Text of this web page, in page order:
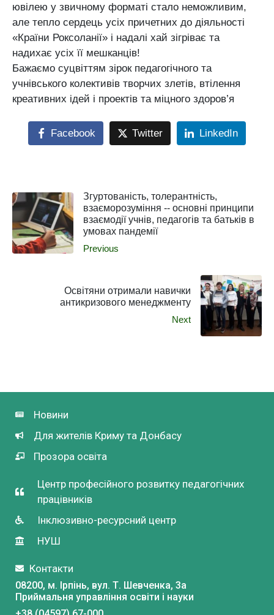
ювілею у звичному форматі стало неможливим,
але тепло сердець усіх причетних до діяльності
«Країни Роксоланії» і надалі хай зігріває та
надихає усіх її мешканців!
Бажаємо суцвіттям зірок педагогічного та
учнівського колективів творчих злетів, втілення
креативних ідей і проектів та міцного здоров’я
Facebook Twitter LinkedIn
Згуртованість, толерантність,
взаєморозуміння -- основні принципи
взаємодії учнів, педагогів та батьків в
умовах пандемії
Previous
Освітяни отримали навички
антикризового менеджменту
Next
Новини
Для жителів Криму та Донбасу
Прозора освіта
Центр професійного розвитку педагогічних
працівників
Інклюзивно-ресурсний центр
НУШ
Контакти
08200, м. Ірпінь, вул. Т. Шевченка, 3a
Приймальня управління освіти і науки